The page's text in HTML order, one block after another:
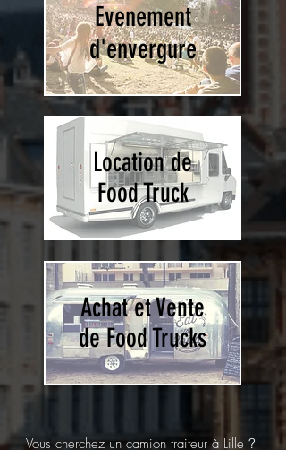
Evenement
d'envergure
Location de
Food Truck
Achat et Vente
de Food Trucks
Vous cherchez un camion traiteur à Lille ?